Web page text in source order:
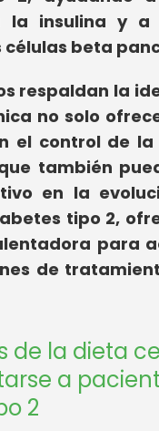
la insulina y a
células beta
respaldan la
no solo
el control de la
también
en la
tipo 2,
para
de
de la dieta
a
2